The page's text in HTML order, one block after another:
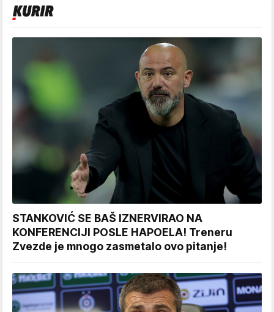
STANKOVIĆ SE BAŠ IZNERVIRAO NA
KONFERENCIJI POSLE HAPOELA! Treneru
Zvezde je mnogo zasmetalo ovo pitanje!